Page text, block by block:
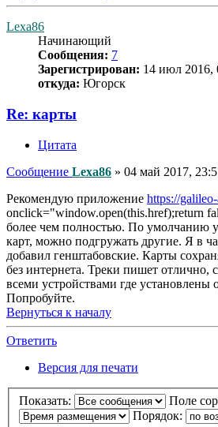
Lexa86
Начинающий
Сообщения: 7
Зарегистрирован: 14 июл 2016,
откуда: Югорск
Re: карты
Цитата
Сообщение Lexa86 » 04 май 2017,
Рекомендую приложение https://
onclick="window.open(this.href);return
более чем полностью. По умолчанию
карт, можно подгружать другие. Я в
добавил генштабовские. Карты
без интернета. Треки пишет отлично,
всеми устройствами где установлены
Попробуйте.
Вернуться к началу
Ответить
Версия для печати
Показать:
Поле
Порядок: